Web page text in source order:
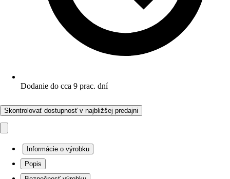
Dodanie do cca 9 prac. dní
Skontrolovať dostupnosť v najbližšej predajni
Informácie o výrobku
Popis